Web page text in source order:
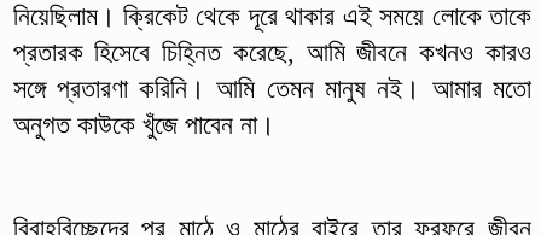
নিয়েছিলাম। ক্রিকেট থেকে দূরে থাকার এই সময়ে লোকে তাকে
প্রতারক হিসেবে চিহ্নিত করেছে, আমি জীবনে কখনও কারও
সঙ্গে প্রতারণা করিনি। আমি তেমন মানুষ নই। আমার মতো
অনুগত কাউকে খুঁজে পাবেন না।
বিবাহবিচ্ছেদের পর মাঠে ও মাঠের বাইরে তার ফুরফুরে জীবন